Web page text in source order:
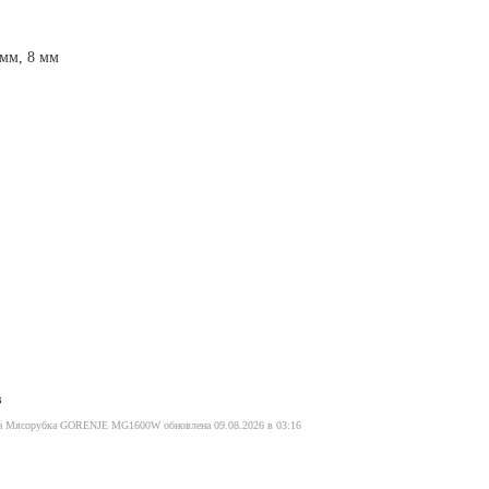
мм, 8 мм
Мясорубка GORENJE MG1600W обновлена 09.08.2026 в 03:16